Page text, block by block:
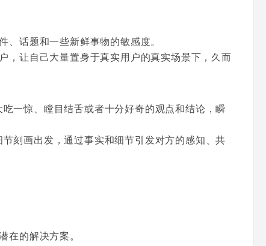
话题和一些新鲜事物的敏感度。
，让自己大量置身于真实用户的真实场景下，久而
一惊、瞠目结舌或者十分好奇的观点和结论，瞬
刻画出发，通过事实和细节引发对方的感知、共
在的解决方案。